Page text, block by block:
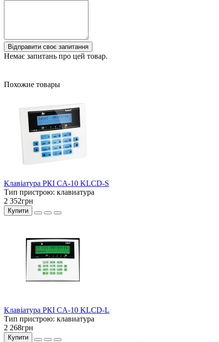
Відправити своє запитання
Немає запитань про цей товар.
Похожие товары
Клавіатура РКІ CA-10 KLCD-S
Тип пристрою: клавиатура
2 352грн
Купити
Клавіатура РКІ CA-10 KLCD-L
Тип пристрою: клавиатура
2 268грн
Купити